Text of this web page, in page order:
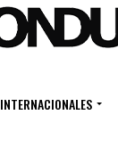
INTERNACIONALES